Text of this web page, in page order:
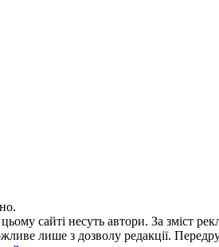
цьому сайті несуть автори. За зміст
лише з дозволу редакції.